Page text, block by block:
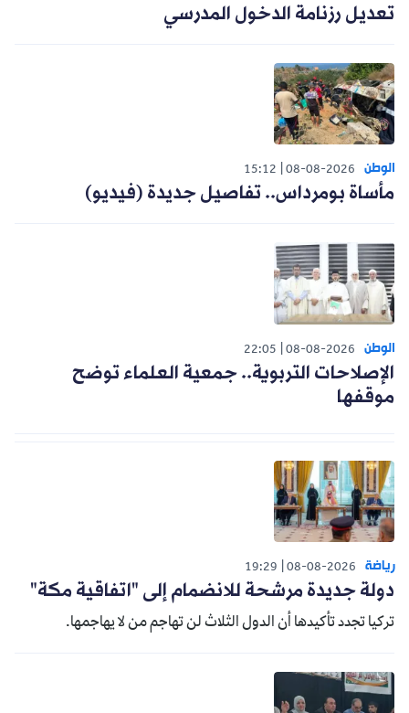
تعديل رزنامة الدخول المدرسي
الوطن 08-08-2026
15:12
مأساة بومرداس.. تفاصيل جديدة (فيديو)
الوطن 08-08-2026
22:05
الإصلاحات التربوية.. جمعية العلماء توضح
موقفها
رياضة 08-08-2026
19:29
دولة جديدة مرشحة للانضمام إلى "اتفاقية مكة"
تركيا تجدد تأكيدها أن الدول الثلاث لن تهاجم من لا يهاجمها.